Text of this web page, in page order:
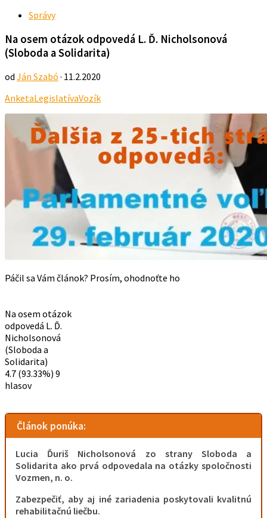
Správy
Na osem otázok odpovedá L. Ď. Nicholsonová
(Sloboda a Solidarita)
od Ján Szabó · 11.2.2020
AnketaLegislatívaVozík
Páčil sa Vám článok? Prosím, ohodnoťte ho
Na osem otázok
odpovedá L. Ď.
Nicholsonová
(Sloboda a
Solidarita)
4.7 (93.33%) 9
hlasov
Článok ponúka:
Lucia Ďuriš Nicholsonová zo strany Sloboda a
Solidarita ako prvá odpovedala na otázky spoločnosti
Vozmen, n. o.
Zabezpečiť, aby aj iné zariadenia poskytovali kvalitnú
rehabilitačnú liečbu.